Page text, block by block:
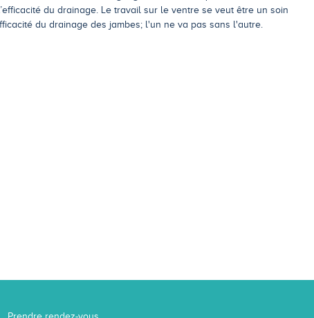
du drainage. Le travail sur le ventre se veut être un soin
du drainage des jambes; l'un ne va pas sans l'autre.